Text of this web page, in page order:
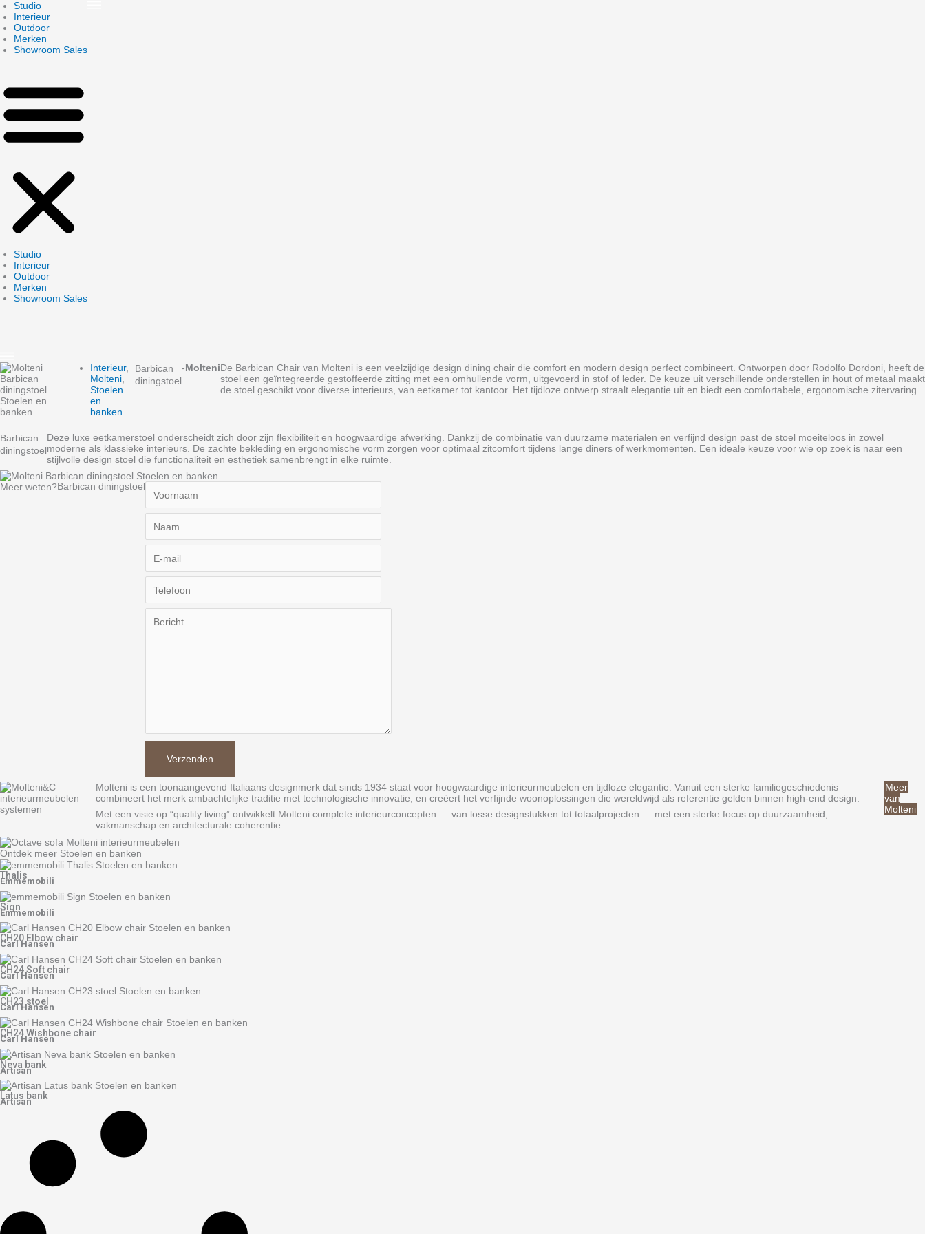
Skip
to
content
Studio
Interieur
Outdoor
Merken
Showroom Sales
Studio
Interieur
Outdoor
Merken
Showroom Sales
Interieur,
Molteni
Stoelen
en
banken
Barbican
diningstoel
-MolteniDe Barbican Chair van Molteni is een veelzijdige design dining chair die comfort en modern design perfect combineert. Ontworpen door Rodolfo Dordoni, heeft de
stoel een geïntegreerde gestoffeerde zitting met een omhullende vorm, uitgevoerd in stof of leder. De keuze uit verschillende onderstellen in hout of metaal maakt
de stoel geschikt voor diverse interieurs, van eetkamer tot kantoor. Het tijdloze ontwerp straalt elegantie uit en biedt een comfortabele, ergonomische zitervaring.
Barbican
diningstoel
Deze luxe eetkamerstoel onderscheidt zich door zijn flexibiliteit en hoogwaardige afwerking. Dankzij de combinatie van duurzame materialen en verfijnd design past de stoel moeiteloos in zowel
moderne als klassieke interieurs. De zachte bekleding en ergonomische vorm zorgen voor optimaal zitcomfort tijdens lange diners of werkmomenten. Een ideale keuze voor wie op zoek is naar een
stijlvolle design stoel die functionaliteit en esthetiek samenbrengt in elke ruimte.
Meer weten?Barbican diningstoel
Molteni is een toonaangevend Italiaans designmerk dat sinds 1934 staat voor hoogwaardige interieurmeubelen en tijdloze elegantie. Vanuit een sterke familiegeschiedenis
combineert het merk ambachtelijke traditie met technologische innovatie, en creëert het verfijnde woonoplossingen die wereldwijd als referentie gelden binnen high-end design.
Met een visie op “quality living” ontwikkelt Molteni complete interieurconcepten — van losse designstukken tot totaalprojecten — met een sterke focus op duurzaamheid,
vakmanschap en architecturale coherentie.
Meer
van
Molteni
Ontdek meer Stoelen en banken
Thalis
Emmemobili
Sign
Emmemobili
CH20 Elbow chair
Carl Hansen
CH24 Soft chair
Carl Hansen
CH23 stoel
Carl Hansen
CH24 Wishbone chair
Carl Hansen
Neva bank
Artisan
Latus bank
Artisan